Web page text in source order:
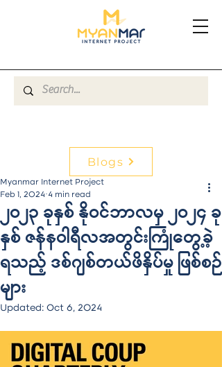
Blogs
၂၀၂၃ ခုနှစ် နိုဝင်ဘာလမှ ၂၀၂၄ ခု
နှစ် ဇန်နဝါရီလအတွင်းကြုံတွေ့ခဲ့
ရသည့် ဒစ်ဂျစ်တယ်ဖိနှိပ်မှု ဖြစ်စဉ်
များ
Myanmar Internet Project
Feb 1, 2024 4 min read
Updated: Oct 6, 2024